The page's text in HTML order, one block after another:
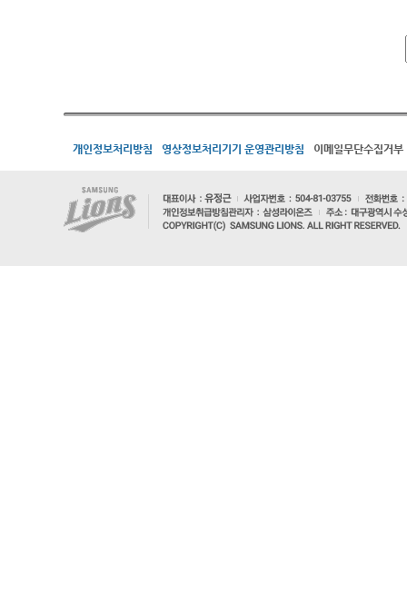
개인정보처리방침 영상정보처리기기 운영관리방침 이메일무단수집거부